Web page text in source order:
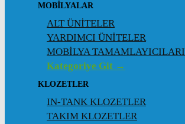
MOBİLYALAR
ALT ÜNİTELER
YARDIMCI ÜNİTELER
MOBİLYA TAMAMLAYICILARI
Kategoriye Git →
KLOZETLER
IN-TANK KLOZETLER
TAKIM KLOZETLER